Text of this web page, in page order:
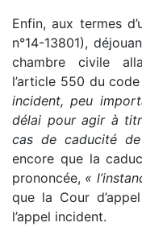
Enfin, aux termes
n°14-13801),
chambre civile
l’article 550 du
incident, peu
délai pour agir à
cas de caducité de
encore que la
prononcée, «
que la Cour
l’appel incident.